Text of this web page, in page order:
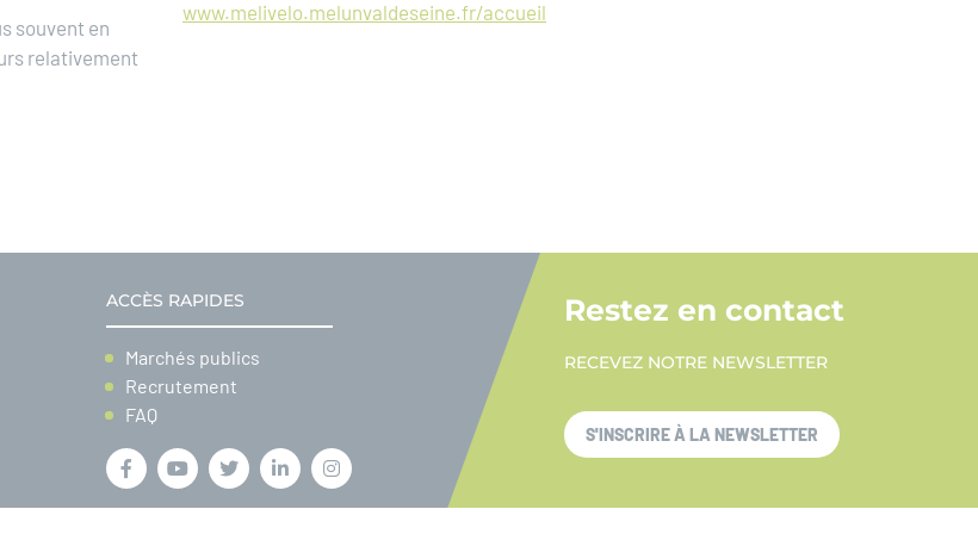
souvent en
relativement
www.melivelo.melunvaldeseine.fr/accueil
ACCÈS RAPIDES
Marchés publics
Recrutement
FAQ
Restez en contact
RECEVEZ NOTRE NEWSLETTER
S'INSCRIRE À LA NEWSLETTER